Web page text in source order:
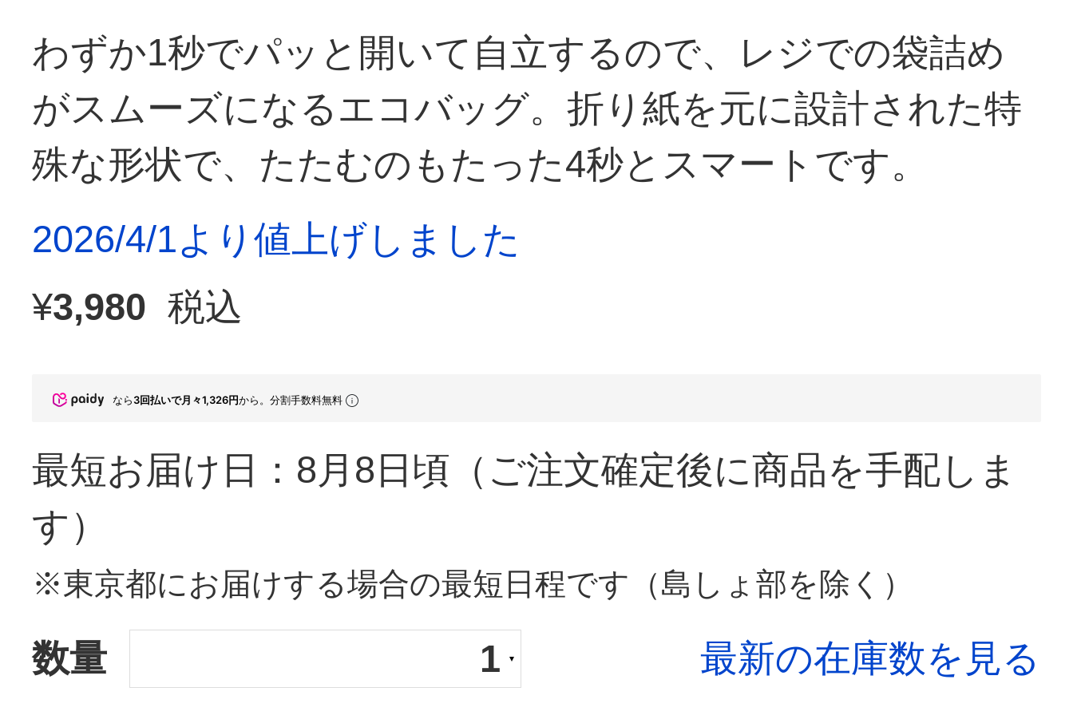
わずか1秒でパッと開いて自立するので、レジでの袋詰め
がスムーズになるエコバッグ。折り紙を元に設計された特
殊な形状で、たたむのもたった4秒とスマートです。
2026/4/1より値上げしました
¥3,980 税込
なら3回払いで月々1,326円から。分割手数料無料
最短お届け日：8月8日頃 （ご注文確定後に商品を手配しま
す）
※東京都にお届けする場合の最短日程です（島しょ部を除く）
数量 1 最新の在庫数を見る